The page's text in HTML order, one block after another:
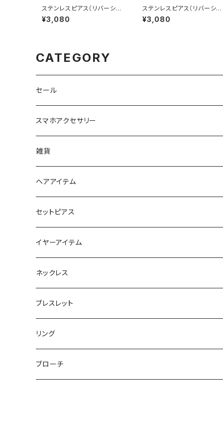
ステンレスピアス（リバーシブ
ル仕様） テクスチャー AAP20
06-SV（シルバー）
¥3,080
ステンレスピアス（リバーシブ
ル仕様） テクスチャー
06-GD（ゴールド）
¥3,080
CATEGORY
セール
スマホアクセサリー
iPhoneケース
スマホリング＆グリップ
マルチショルダー
雑貨
ポーチ
マチ付きポーチ
フラットポーチ
スマートキーポーチ
チャーム / カラビナ
ウォレット / 財布
トートバッグ
パスケース
ミラー
ヘアアイテム
静電気軽減ヘアブレスレット
ポニーフック
テールクラッチ
シュシュット
キープスタイラー
ヘアピン
セットピアス
イヤーアイテム
ステンレスピアス
ピアス
イヤリング
セットピアス
ネックレス
ブレスレット
リング
ブローチ